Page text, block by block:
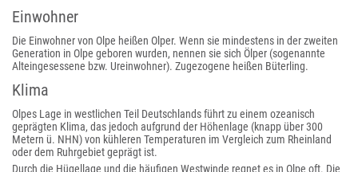
Einwohner
Die Einwohner von Olpe heißen Olper. Wenn sie mindestens in der zweiten
Generation in Olpe geboren wurden, nennen sie sich Ölper (sogenannte
Alteingesessene bzw. Ureinwohner). Zugezogene heißen Büterling.
Klima
Olpes Lage in westlichen Teil Deutschlands führt zu einem ozeanisch
geprägten Klima, das jedoch aufgrund der Höhenlage (knapp über 300
Metern ü. NHN) von kühleren Temperaturen im Vergleich zum Rheinland
oder dem Ruhrgebiet geprägt ist.
Durch die Hügellage und die häufigen Westwinde regnet es in Olpe oft. Die